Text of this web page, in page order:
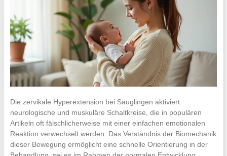
Die zervikale Hyperextension bei Säuglingen aktiviert
neurologische und muskuläre Schaltkreise, die in populären
Artikeln oft fälschlicherweise mit einer einfachen emotionalen
Reaktion verwechselt werden. Das Verständnis der Biomechanik
dieser Bewegung ermöglicht eine schnelle Orientierung in der